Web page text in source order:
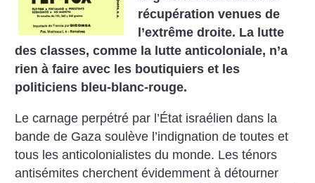
récupération venues de
l’extrême droite. La lutte
des classes, comme la lutte anticoloniale, n’a
rien à faire avec les boutiquiers et les
politiciens bleu-blanc-rouge.
Le carnage perpétré par l’État israélien dans la
bande de Gaza soulève l’indignation de toutes et
tous les anticolonialistes du monde. Les ténors
antisémites cherchent évidemment à détourner